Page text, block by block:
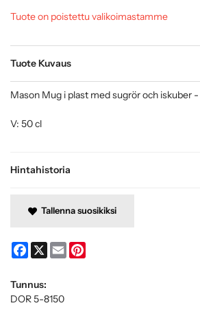
Tuote on poistettu valikoimastamme
Tuote Kuvaus
Hintahistoria
Mason Mug i plast med sugrör och iskuber
V: 50 cl
Tallenna suosikiksi
Facebook
X Email
Tunnus:
DOR 5-8150